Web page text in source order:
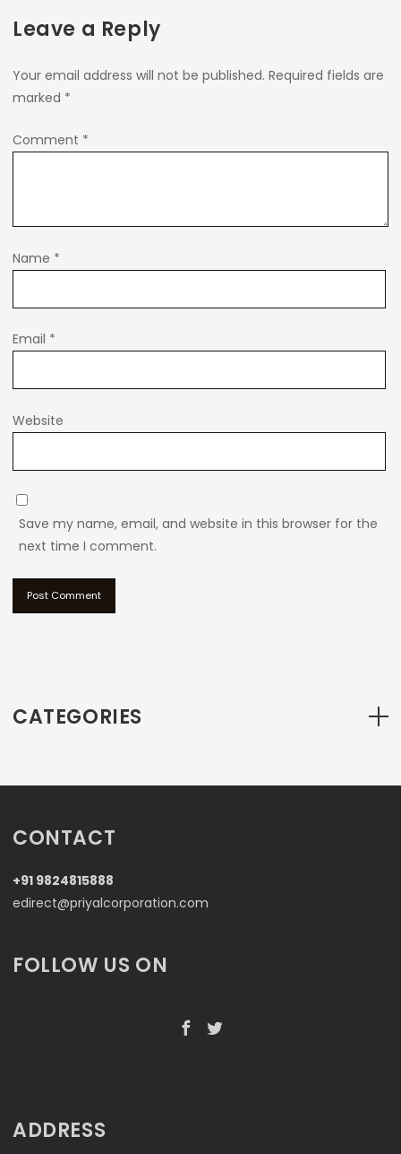
Leave a Reply
Your email address will not be published. Required fields are
marked *
Comment *
Name *
Email *
Website
Save my name, email, and website in this browser for the
next time I comment.
CATEGORIES
CONTACT
+91 9824815888
edirect@priyalcorporation.com
FOLLOW US ON
ADDRESS